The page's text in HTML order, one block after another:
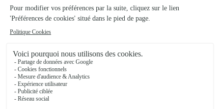
Le Murmure des Fleurs
Vezin le Coquet
★★★★★4.8 (16)
4 rue de Rennes
Voir la boutique